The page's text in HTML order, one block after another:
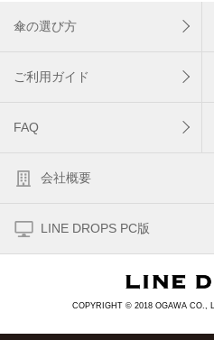
傘の選び方
ご利用ガイド
FAQ
会社概要
LINE DROPS PC版
COPYRIGHT © 2018 OGAWA CO.,